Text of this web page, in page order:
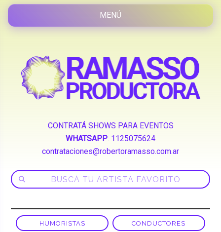
CONTRATÁ SHOWS PARA EVENTOS
WHATSAPP: 1125075624
contrataciones@robertoramasso.com.ar
HUMORISTAS CONDUCTORES